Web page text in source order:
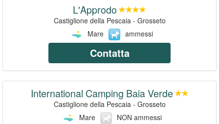
L'Approdo
Castiglione della Pescaia - Grosseto
Mare
ammessi
Contatta
International Camping Baia Verde
Castiglione della Pescaia - Grosseto
Mare
NON ammessi